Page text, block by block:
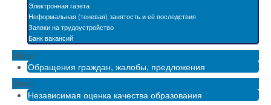
Электронная газета
Неформальная (теневая) занятость и её последствия
Заявки на трудоустройство
Банк вакансий
Menu
Обращения граждан, жалобы, предложения
Menu
Независимая оценка качества образования